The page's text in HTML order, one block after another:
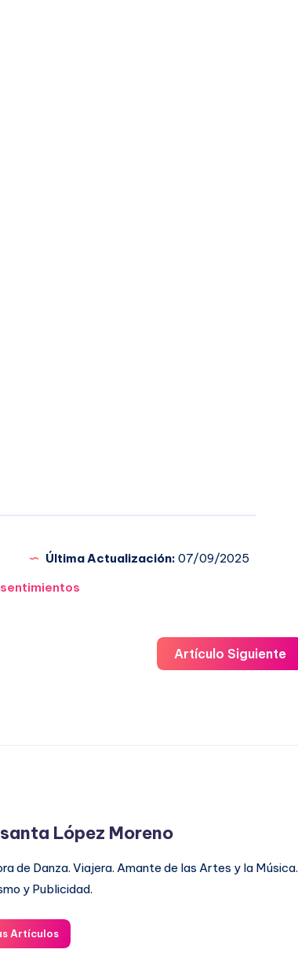
Última Actualización: 07/09/2025
sentimientos
Artículo Siguiente
López Moreno
de Danza. Viajera. Amante de las Artes y la Música.
y Publicidad.
Artículos